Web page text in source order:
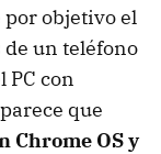
objetivo el
de un teléfono
PC con
que
Chrome OS y